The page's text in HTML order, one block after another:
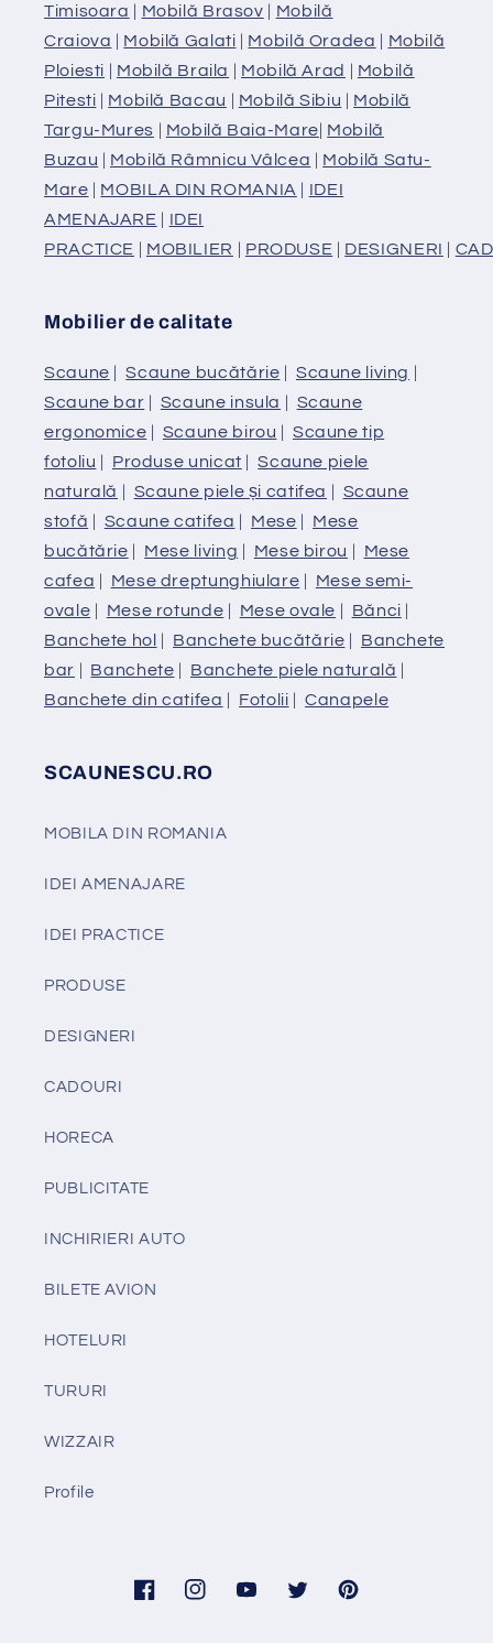
Timisoara | Mobilă Brasov | Mobilă
Craiova | Mobilă Galati | Mobilă Oradea | Mobilă
Ploiesti | Mobilă Braila | Mobilă Arad | Mobilă
Pitesti | Mobilă Bacau | Mobilă Sibiu | Mobilă
Targu-Mures | Mobilă Baia-Mare| Mobilă
Buzau | Mobilă Râmnicu Vâlcea | Mobilă Satu-
Mare | MOBILA DIN ROMANIA | IDEI
AMENAJARE | IDEI
PRACTICE | MOBILIER | PRODUSE | DESIGNERI |
Mobilier de calitate
Scaune |Scaune bucătărie | Scaune living |
Scaune bar | Scaune insula | Scaune
ergonomice | Scaune birou | Scaune tip
fotoliu | Produse unicat |Scaune piele
naturală | Scaune piele și catifea | Scaune
stofă | Scaune catifea | Mese | Mese
bucătărie | Mese living | Mese birou | Mese
cafea | Mese dreptunghiulare | Mese semi-
ovale | Mese rotunde | Mese ovale | Bănci |
Banchete hol | Banchete bucătărie | Banchete
bar | Banchete | Banchete piele naturală |
Banchete din catifea | Fotolii |Canapele
SCAUNESCU.RO
MOBILA DIN ROMANIA
IDEI AMENAJARE
IDEI PRACTICE
PRODUSE
DESIGNERI
CADOURI
HORECA
PUBLICITATE
INCHIRIERI AUTO
BILETE AVION
HOTELURI
TURURI
WIZZAIR
Profile
FacebookInstagramYouTubeTwitter Pinterest